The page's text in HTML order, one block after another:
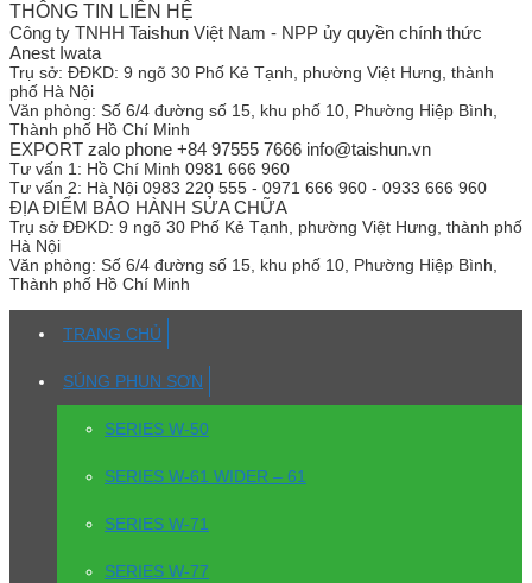
THÔNG TIN LIÊN HỆ
Công ty TNHH Taishun Việt Nam - NPP ủy quyền chính thức
Anest Iwata
Trụ sở: ĐĐKD: 9 ngõ 30 Phố Kẻ Tạnh, phường Việt Hưng, thành
phố Hà Nội
Văn phòng: Số 6/4 đường số 15, khu phố 10, Phường Hiệp Bình,
Thành phố Hồ Chí Minh
EXPORT zalo phone +84 97555 7666 info@taishun.vn
Tư vấn 1: Hồ Chí Minh 0981 666 960
Tư vấn 2: Hà Nội 0983 220 555 - 0971 666 960 - 0933 666 960
ĐỊA ĐIỂM BẢO HÀNH SỬA CHỮA
Trụ sở ĐĐKD: 9 ngõ 30 Phố Kẻ Tạnh, phường Việt Hưng, thành phố
Hà Nội
Văn phòng: Số 6/4 đường số 15, khu phố 10, Phường Hiệp Bình,
Thành phố Hồ Chí Minh
TRANG CHỦ
SÚNG PHUN SƠN
SERIES W-50
SERIES W-61 WIDER – 61
SERIES W-71
SERIES W-77